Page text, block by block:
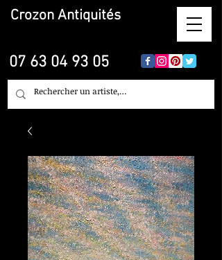
Crozon Antiquités
07 63 04 93 05